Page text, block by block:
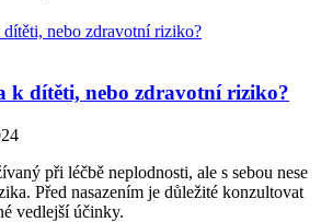
k dítěti, nebo zdravotní riziko?
při léčbě neplodnosti, ale s sebou nese
Před nasazením je důležité konzultovat
vedlejší účinky.